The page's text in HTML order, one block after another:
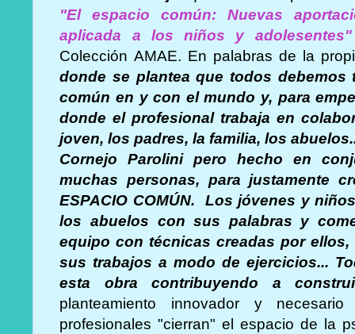
"El espacio común: Nuevas
aplicada a los niños y adolesentes"
Colección AMAE. En palabras de la
donde se plantea que todos debemos
común en y con el mundo y, para
donde el profesional trabaja en
joven, los padres, la familia, los
Cornejo Parolini pero hecho en
muchas personas, para justamente
ESPACIO COMÚN.
Los jóvenes y
los abuelos con sus palabras y
equipo con técnicas creadas por
sus trabajos a modo de ejercicios...
esta obra contribuyendo a
planteamiento innovador y
profesionales "cierran" el espacio de la